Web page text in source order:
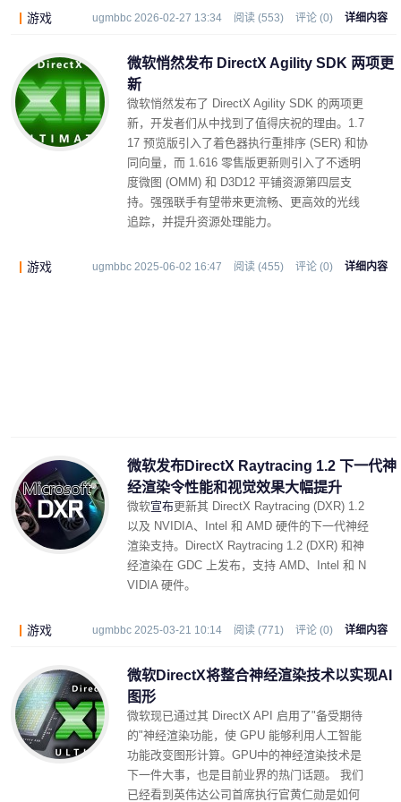
游戏 ugmbbc 2026-02-27 13:34 阅读 (553) 评论 (0) 详细内容
微软悄然发布 DirectX Agility SDK 两项更
新
微软悄然发布了 DirectX Agility SDK 的两项更
新，开发者们从中找到了值得庆祝的理由。1.7
17 预览版引入了着色器执行重排序 (SER) 和协
同向量，而 1.616 零售版更新则引入了不透明
度微图 (OMM) 和 D3D12 平铺资源第四层支
持。强强联手有望带来更流畅、更高效的光线
追踪，并提升资源处理能力。
游戏 ugmbbc 2025-06-02 16:47 阅读 (455) 评论 (0) 详细内容
微软发布DirectX Raytracing 1.2 下一代神
经渲染令性能和视觉效果大幅提升
微软宣布更新其 DirectX Raytracing (DXR) 1.2
以及 NVIDIA、Intel 和 AMD 硬件的下一代神经
渲染支持。DirectX Raytracing 1.2 (DXR) 和神
经渲染在 GDC 上发布，支持 AMD、Intel 和 N
VIDIA 硬件。
游戏 ugmbbc 2025-03-21 10:14 阅读 (771) 评论 (0) 详细内容
微软DirectX将整合神经渲染技术以实现AI
图形
微软现已通过其 DirectX API 启用了"备受期待
的"神经渲染功能，使 GPU 能够利用人工智能
功能改变图形计算。GPU中的神经渲染技术是
下一件大事，也是目前业界的热门话题。 我们
已经看到英伟达公司首席执行官黄仁勋是如何